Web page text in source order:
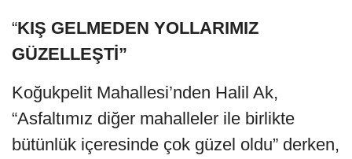
“KIŞ GELMEDEN YOLLARIMIZ
GÜZELLEŞTİ”
Koğukpelit Mahallesi’nden Halil Ak,
“Asfaltımız diğer mahalleler ile birlikte
bütünlük içeresinde çok güzel oldu” derken,